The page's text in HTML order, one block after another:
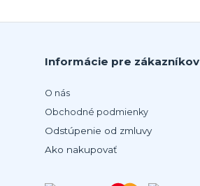
Informácie pre zákazníkov
O nás
Obchodné podmienky
Odstúpenie od zmluvy
Ako nakupovať